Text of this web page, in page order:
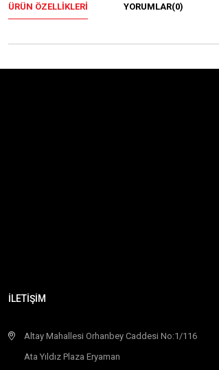
ÜRÜN ÖZELLIKLERI YORUMLAR(0)
İLETİŞİM
Altay Mahallesi Orhanbey Caddesi No:1/116
Ata Yıldız Plaza Eryaman